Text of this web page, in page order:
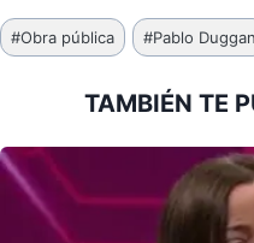
Etiquetas
de
#Obra pública #Pablo Duggan
TAMBIÉN TE